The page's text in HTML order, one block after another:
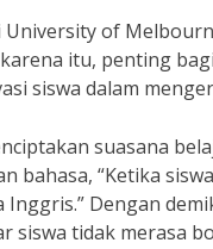
of
itu, penting
siswa dalam
suasana
“Ketika
Dengan
siswa tidak merasa